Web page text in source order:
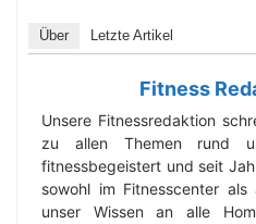
Über Letzte Artikel
Fitness
Unsere Fitnessredaktion
zu allen Themen rund
fitnessbegeistert und seit
sowohl im Fitnesscenter
unser Wissen an alle